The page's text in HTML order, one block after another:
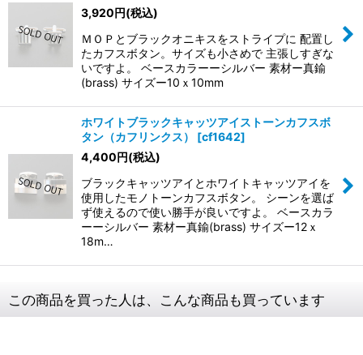
3,920円(税込)
ＭＯＰとブラックオニキスをストライプに 配置し
たカフスボタン。サイズも小さめで 主張しすぎな
いですよ。 ベースカラーーシルバー 素材ー真鍮
(brass) サイズー10ｘ10mm
ホワイトブラックキャッツアイストーンカフスボ
タン（カフリンクス）
[cf1642]
4,400円(税込)
ブラックキャッツアイとホワイトキャッツアイを
使用したモノトーンカフスボタン。 シーンを選ば
ず使えるので使い勝手が良いですよ。 ベースカラ
ーーシルバー 素材ー真鍮(brass) サイズー12ｘ
18m…
この商品を買った人は、こんな商品も買っています